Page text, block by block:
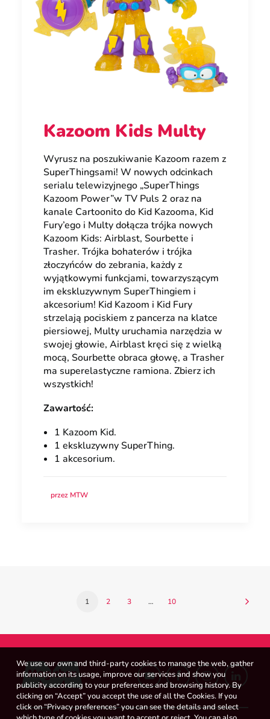
Kazoom Kids Multy
Wyrusz na poszukiwanie Kazoom razem z
SuperThingsami! W nowych odcinkach
serialu telewizyjnego „SuperThings
Kazoom Power”w TV Puls 2 oraz na
kanale Cartoonito do Kid Kazooma, Kid
Fury’ego i Multy dołącza trójka nowych
Kazoom Kids: Airblast, Sourbette i
Trasher. Trójka bohaterów i trójka
złoczyńców do zebrania, każdy z
wyjątkowymi funkcjami, towarzyszącym
im ekskluzywnym SuperThingiem i
akcesorium! Kid Kazoom i Kid Fury
strzelają pociskiem z pancerza na klatce
piersiowej, Multy uruchamia narzędzia w
swojej głowie, Airblast kręci się z wielką
mocą, Sourbette obraca głowę, a Trasher
ma superelastyczne ramiona. Zbierz ich
wszystkich!
Zawartość:
1 Kazoom Kid.
1 ekskluzywny SuperThing.
1 akcesorium.
przez MTW
1 2 3 … 10
We use our own and third-party cookies to manage the web, gather
information on its usage, improve our services and show you
publicity according to your preferences and browsing history. By
clicking on “Accept” you accept the use of all the Cookies. If you
click on “Privacy preferences” you can see the details and select